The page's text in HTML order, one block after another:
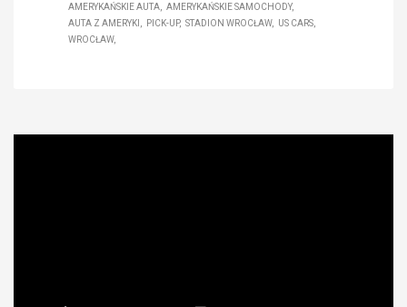
AMERYKAŃSKIE AUTA
AMERYKAŃSKIE SAMOCHODY
AUTA Z AMERYKI
PICK-UP STADION WROCŁAW
US CARS
WROCŁAW